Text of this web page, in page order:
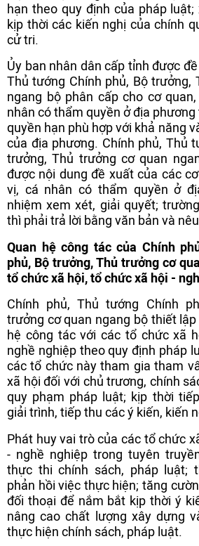
hạn theo quy định của pháp
kịp thời các kiến nghị của chính
cử tri.
Ủy ban nhân dân cấp tỉnh được
Thủ tướng Chính phủ, Bộ trưởng,
ngang bộ phân cấp cho cơ
nhân có thẩm quyền ở địa
quyền hạn phù hợp với khả năng
của địa phương. Chính phủ, Thủ
trưởng, Thủ trưởng cơ quan
được nội dung đề xuất của các
vị, cá nhân có thẩm quyền ở
nhiệm xem xét, giải quyết;
thì phải trả lời bằng văn bản và
Quan hệ công tác của Chính
phủ, Bộ trưởng, Thủ trưởng cơ
tổ chức xã hội, tổ chức xã hội -
Chính phủ, Thủ tướng Chính
trưởng cơ quan ngang bộ thiết
hệ công tác với các tổ chức xã
nghề nghiệp theo quy định pháp
các tổ chức này tham gia tham
xã hội đối với chủ trương, chính
quy phạm pháp luật; kịp thời
giải trình, tiếp thu các ý kiến, kiến
Phát huy vai trò của các tổ chức
- nghề nghiệp trong tuyên
thực thi chính sách, pháp luật;
phản hồi việc thực hiện; tăng
đối thoại để nắm bắt kịp thời ý
nâng cao chất lượng xây dựng
thực hiện chính sách, pháp luật.